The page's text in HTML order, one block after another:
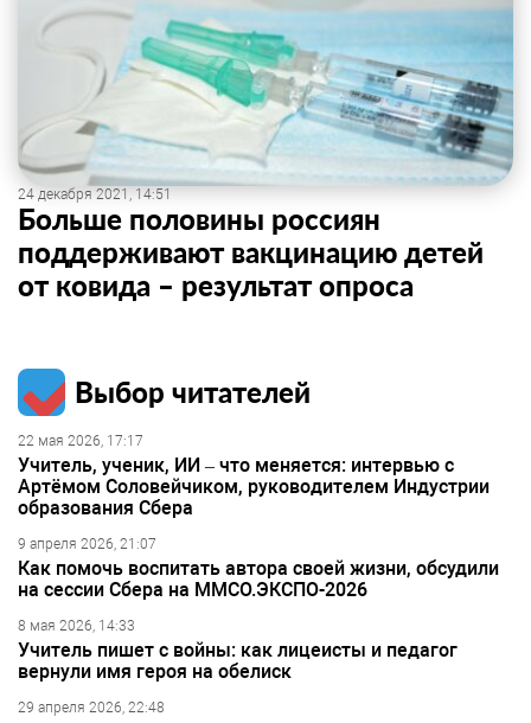
24 декабря 2021, 14:51
Больше половины россиян
поддерживают вакцинацию детей
от ковида – результат опроса
Выбор читателей
22 мая 2026, 17:17
Учитель, ученик, ИИ – что меняется: интервью с
Артёмом Соловейчиком, руководителем Индустрии
образования Сбера
9 апреля 2026, 21:07
Как помочь воспитать автора своей жизни, обсудили
на сессии Сбера на ММСО.ЭКСПО-2026
8 мая 2026, 14:33
Учитель пишет с войны: как лицеисты и педагог
вернули имя героя на обелиск
29 апреля 2026, 22:48